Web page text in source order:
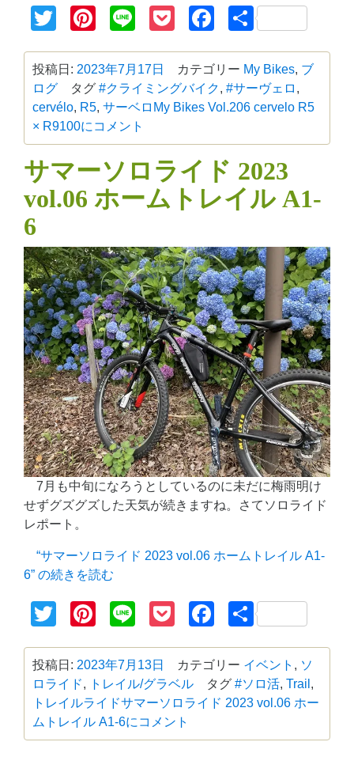
TwitterPinterest
Line PocketFacebook
共
有
投稿日: 2023年7月17日 カテゴリー My Bikes, ブ
ログ
タグ #クライミングバイク, #サーヴェロ ,
cervélo, R5, サーベロ My Bikes Vol.206 cervelo R5
× R9100にコメント
サマーソロライド 2023
vol.06 ホームトレイル A1-
6
7月も中旬になろうとしているのに未だに梅雨明け
せずグズグズした天気が続きますね。さてソロライド
レポート。
“サマーソロライド 2023 vol.06 ホームトレイル A1-
6” の続きを読む
TwitterPinterest
Line PocketFacebook
共
有
投稿日: 2023年7月13日 カテゴリー イベント , ソ
ロライド, トレイル/グラベル タグ #ソロ活, Trail ,
トレイルライドサマーソロライド 2023 vol.06 ホー
ムトレイル A1-6にコメント